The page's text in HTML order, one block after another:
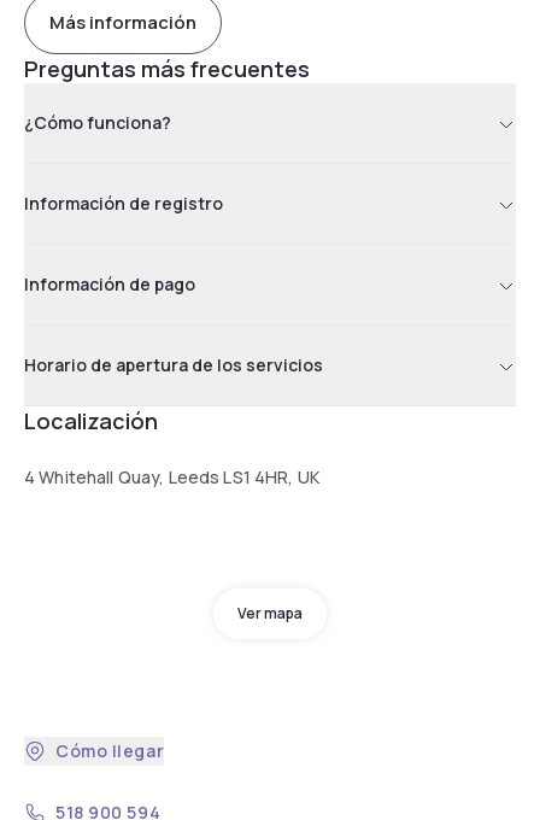
Más información
Preguntas más frecuentes
¿Cómo funciona?
Información de registro
Información de pago
Horario de apertura de los servicios
Localización
4 Whitehall Quay, Leeds LS1 4HR, UK
Ver mapa
Cómo llegar
518 900 594